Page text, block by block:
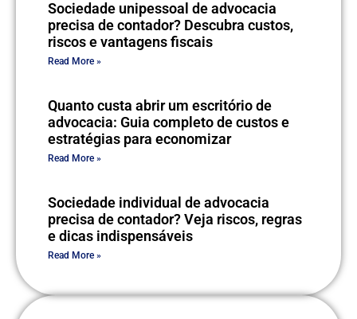
Sociedade unipessoal de advocacia
precisa de contador? Descubra custos,
riscos e vantagens fiscais
Read More »
Quanto custa abrir um escritório de
advocacia: Guia completo de custos e
estratégias para economizar
Read More »
Sociedade individual de advocacia
precisa de contador? Veja riscos, regras
e dicas indispensáveis
Read More »